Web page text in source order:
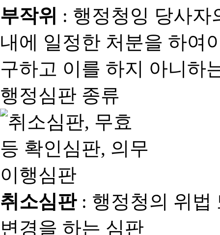
부작위 : 행정청잉 당사자
내에 일정한 처분을 하여
구하고 이를 하지 아니하
행정심판 종류
취소심판: 행정청의 위법
변경을 하는 심판